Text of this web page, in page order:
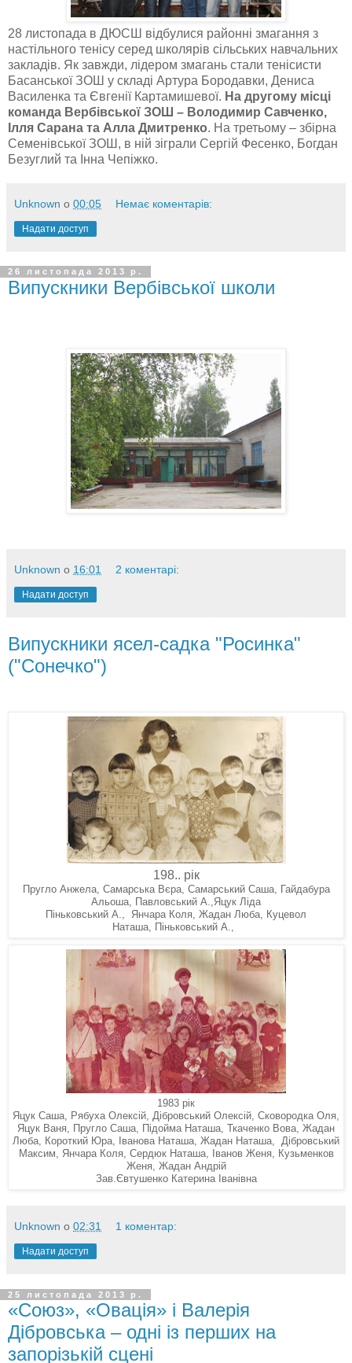
28 листопада в ДЮСШ відбулися районні змагання з
настільного тенісу серед школярів сільських навчальних
закладів. Як завжди, лідером змагань стали тенісисти
Басанської ЗОШ у складі Артура Бородавки, Дениса
Василенка та Євгенії Картамишевої. На другому місці
команда Вербівської ЗОШ – Володимир Савченко,
Ілля Сарана та Алла Дмитренко. На третьому – збірна
Семенівської ЗОШ, в ній зіграли Сергій Фесенко, Богдан
Безуглий та Інна Чепіжко.
Unknown о 00:05 Немає коментарів:
Надати доступ
26 листопада 2013 р.
Випускники Вербівської школи
Unknown о 16:01 2 коментарі:
Надати доступ
Випускники ясел-садка "Росинка"
("Сонечко")
198.. рік
Пругло Анжела, Самарська Вєра, Самарський Саша, Гайдабура
Альоша, Павловський А.,Яцук Ліда
Піньковський А., Янчара Коля, Жадан Люба, Куцевол
Наташа, Піньковський А.,
1983 рік
Яцук Саша, Рябуха Олексій, Дібровський Олексій, Сковородка Оля,
Яцук Ваня, Пругло Саша, Підойма Наташа, Ткаченко Вова, Жадан
Люба, Короткий Юра, Іванова Наташа, Жадан Наташа, Дібровський
Максим, Янчара Коля, Сердюк Наташа, Іванов Женя, Кузьменков
Женя, Жадан Андрій
Зав.Євтушенко Катерина Іванівна
Unknown о 02:31 1 коментар:
Надати доступ
25 листопада 2013 р.
«Союз», «Овація» і Валерія
Дібровська – одні із перших на
запорізькій сцені